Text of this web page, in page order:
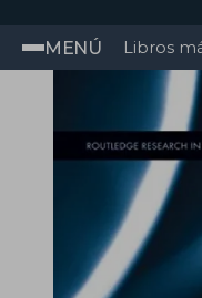
MENÚ Libros